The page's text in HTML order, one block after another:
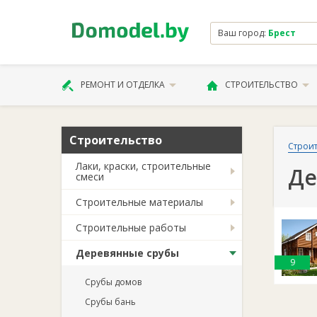
Ваш город: Брест
РЕМОНТ И ОТДЕЛКА СТРОИТЕЛЬСТВО
Строительство
Лаки, краски, строительные
смеси
Строительные материалы
Строительные работы
Деревянные срубы
Срубы домов
Срубы бань
9